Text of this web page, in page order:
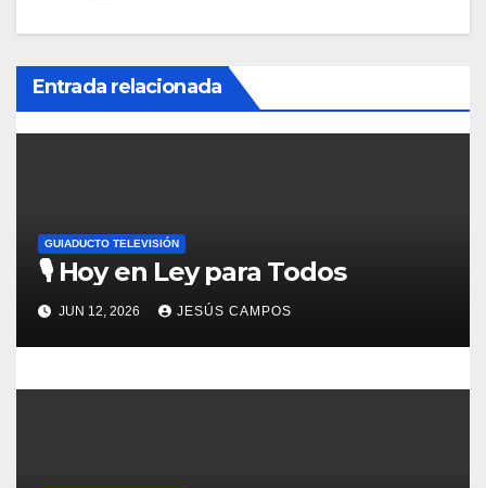
i
ó
e
e
Entrada relacionada
GUIADUCTO TELEVISIÓN
🎙️ Hoy en Ley para Todos
JUN 12, 2026 JESÚS CAMPOS